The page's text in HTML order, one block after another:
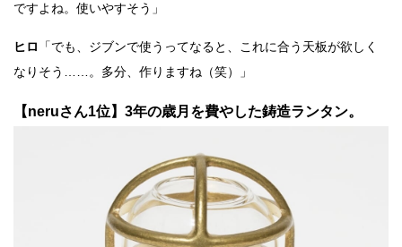
ですよね。使いやすそう」
ヒロ
「でも、ジブンで使うってなると、これに合う天板が欲しく
なりそう……。多分、作りますね（笑）」
【neruさん1位】3年の歳月を費やした鋳造ランタン。